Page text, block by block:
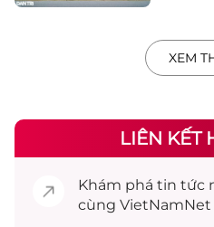
XEM
LIÊN KẾT
Khám phá tin tức
cùng VietNamNet